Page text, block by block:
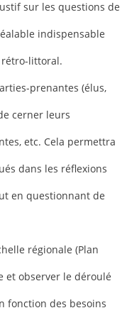
sur les questions de
indispensable
rétro-littoral.
prenantes (élus,
cerner leurs
etc. Cela permettra
dans les réflexions
en questionnant de
régionale (Plan
et observer le déroulé
fonction des besoins